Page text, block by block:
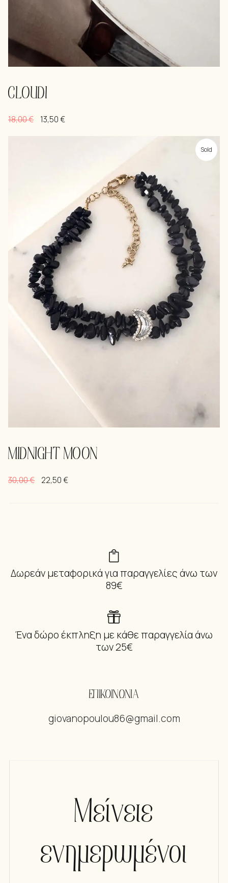
CLOUDI
18,00€ 13,50€
Sold
MIDNIGHT MOON
30,00€ 22,50€
Δωρεάν μεταφορικά για παραγγελίες άνω των
89€
Ένα δώρο έκπληξη με κάθε παραγγελία άνω
των 25€
ΕΠΙΚΟΙΝΩΝΙΑ
giovanopoulou86@gmail.com
Μείνετε
ενημερωμένοι